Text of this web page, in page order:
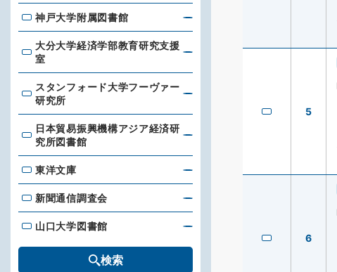
5
6
神戸大学附属図書館
神戸大学附属図書館
大分大学経済学部教育研究支援室
大分大学経済学部教育研究支援
室
スタンフォード大学フーヴァー研究所
スタンフォード大学フーヴァー
研究所
日本貿易振興機構アジア経済研究所図書館
日本貿易振興機構アジア経済研
究所図書館
東洋文庫
東洋文庫
新聞通信調査会
新聞通信調査会
山口大学図書館
山口大学図書館
検索